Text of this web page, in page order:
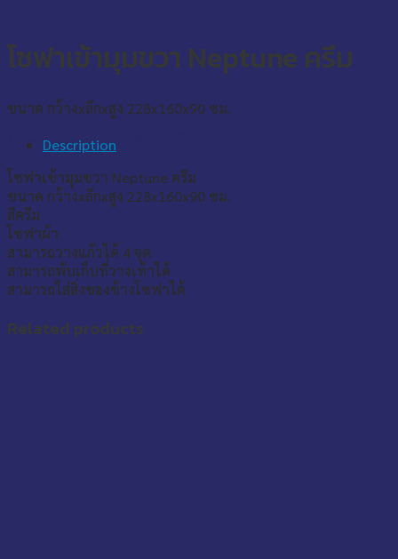
โซฟาเข้ามุมขวา Neptune ครีม
ขนาด กว้างxลึกxสูง 228x160x90 ซม.
*ราคานี้เฉพาะเมื่อสั่งซื้อบนเว็บไซต์เท่านั้น
Description
โซฟาเข้ามุมขวา Neptune ครีม
ขนาด กว้างxลึกxสูง 228x160x90 ซม.
สีครีม
โซฟาผ้า
สามารถวางแก้วได้ 4 จุด
สามารถพับเก็บที่วางเท้าได้
สามารถใส่สิ่งของข้างโซฟาได้
Related products